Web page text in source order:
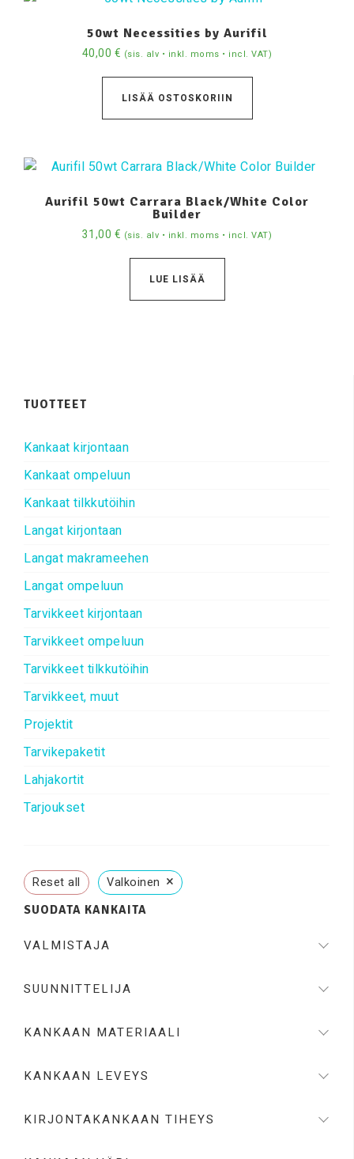
50wt Necessities by Aurifil
40,00 € (sis. alv • inkl. moms • incl. VAT)
LISÄÄ OSTOSKORIIN
Aurifil 50wt Carrara Black/White Color
Builder
31,00 € (sis. alv • inkl. moms • incl. VAT)
LUE LISÄÄ
TUOTTEET
Kankaat kirjontaan
Kankaat ompeluun
Kankaat tilkkutöihin
Langat kirjontaan
Langat makrameehen
Langat ompeluun
Tarvikkeet kirjontaan
Tarvikkeet ompeluun
Tarvikkeet tilkkutöihin
Tarvikkeet, muut
Projektit
Tarvikepaketit
Lahjakortit
Tarjoukset
Reset all Valkoinen ×
SUODATA KANKAITA
VALMISTAJA
SUUNNITTELIJA
KANKAAN MATERIAALI
KANKAAN LEVEYS
KIRJONTAKANKAAN TIHEYS